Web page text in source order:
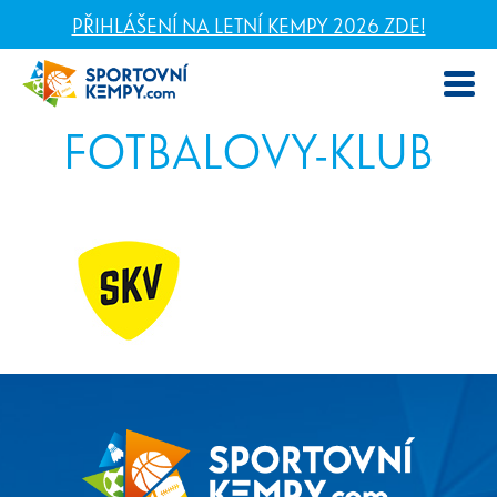
PŘIHLÁŠENÍ NA LETNÍ KEMPY 2026 ZDE!
FOTBALOVY-KLUB